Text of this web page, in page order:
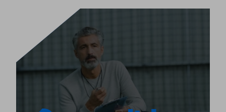
네 번째 핵심 조각
Kimet는 우리의 방법론이 신뢰하는 단체에서 최고의 결
완전하고 종합적이며 자격을 갖춘
을 모든 Kimet 방법론 사용자에게 제공합니